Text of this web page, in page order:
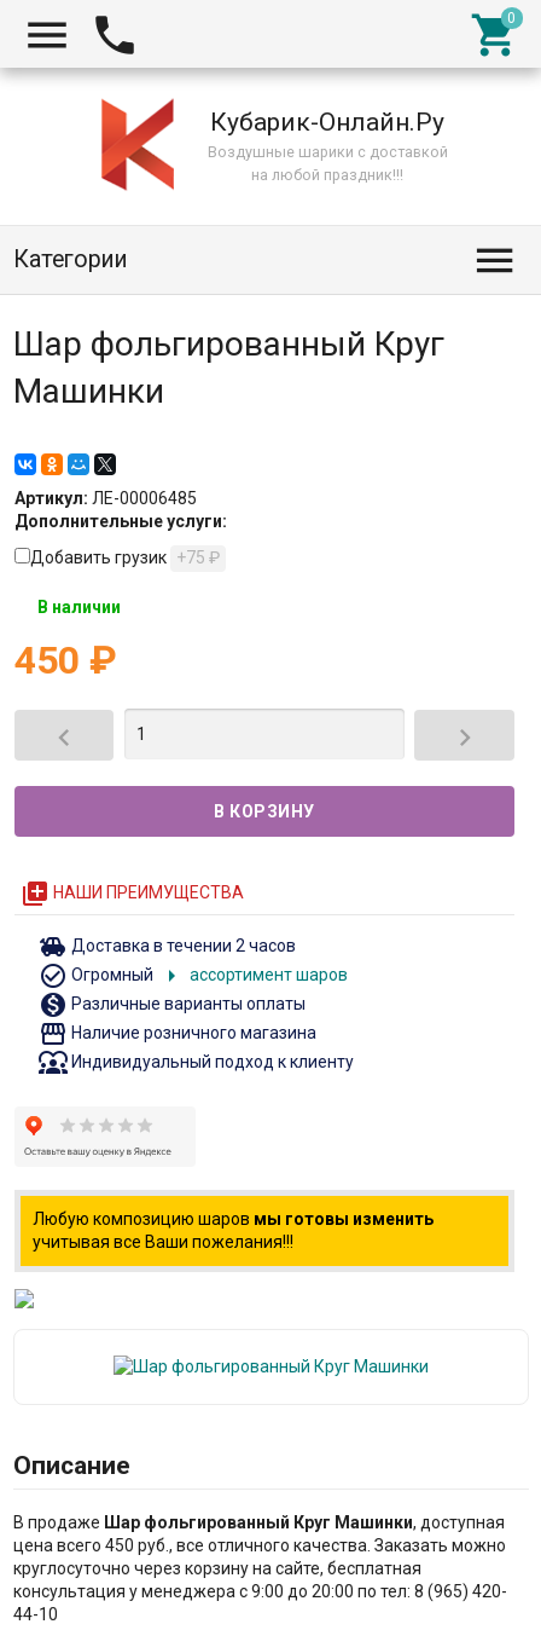
  
Кубарик-Онлайн.Ру
Воздушные шарики с доставкой
на любой праздник!!!
Категории 
Шар фольгированный Круг
Машинки
Артикул: ЛЕ-00006485
Дополнительные услуги:
Добавить грузик +75 ₽
В наличии
450 ₽
 
queue НАШИ ПРЕИМУЩЕСТВА
toys Доставка в течении 2 часов
check_circle_outline Огромный arrow_right ассортимент шаров
monetization_on Различные варианты оплаты
storefront Наличие розничного магазина
diversity_1Индивидуальный подход к клиенту
Любую композицию шаров мы готовы изменить
учитывая все Ваши пожелания!!!
Описание
В продаже Шар фольгированный Круг Машинки, доступная
цена всего 450 руб., все отличного качества. Заказать можно
круглосуточно через корзину на сайте, бесплатная
консультация у менеджера с 9:00 до 20:00 по тел: 8 (965) 420-
44-10